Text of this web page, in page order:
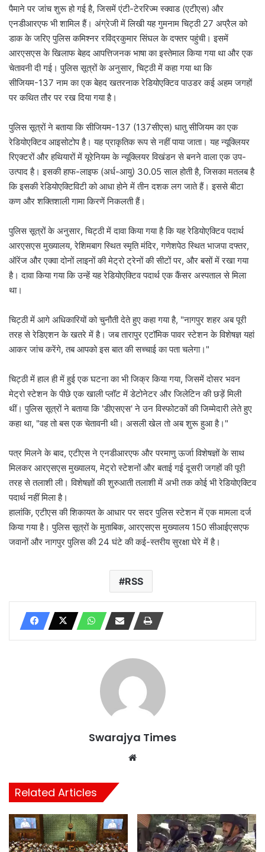
पैमाने पर जांच शुरू हो गई है, जिसमें एंटी-टेररिज्म स्क्वाड (एटीएस) और
एनडीआरएफ भी शामिल हैं। अंग्रेजी में लिखी यह गुमनाम चिट्ठी 27 अप्रैल को
डाक के जरिए पुलिस कमिश्नर रविंद्रकुमार सिंघल के दफ्तर पहुंची। इसमें
आरएसएस के खिलाफ बेहद आपत्तिजनक भाषा का इस्तेमाल किया गया था और एक
चेतावनी दी गई। पुलिस सूत्रों के अनुसार, चिट्ठी में कहा गया था कि
सीजियम-137 नाम का एक बेहद खतरनाक रेडियोएक्टिव पाउडर कई अहम जगहों
पर कथित तौर पर रख दिया गया है।
पुलिस सूत्रों ने बताया कि सीजियम-137 (137सीएस) धातु सीजियम का एक
रेडियोएक्टिव आइसोटोप है। यह प्राकृतिक रूप से नहीं पाया जाता। यह न्यूक्लियर
रिएक्टरों और हथियारों में यूरेनियम के न्यूक्लियर विखंडन से बनने वाला एक उप-
उत्पाद है। इसकी हाफ-लाइफ (अर्ध-आयु) 30.05 साल होती है, जिसका मतलब है
कि इसकी रेडियोएक्टिविटी को आधा होने में तीन दशक लग जाते हैं। इससे बीटा
कण और शक्तिशाली गामा किरणें निकलती हैं।
पुलिस सूत्रों के अनुसार, चिट्ठी में दावा किया गया है कि यह रेडियोएक्टिव पदार्थ
आरएसएस मुख्यालय, रेशिमबाग स्थित स्मृति मंदिर, गणेशपेठ स्थित भाजपा दफ्तर,
ऑरेंज और एक्वा दोनों लाइनों की मेट्रो ट्रेनों की सीटों पर, और बसों में रखा गया
है। दावा किया गया कि उन्हें यह रेडियोएक्टिव पदार्थ एक कैंसर अस्पताल से मिला
था।
चिट्ठी में आगे अधिकारियों को चुनौती देते हुए कहा गया है, "नागपुर शहर अब पूरी
तरह से रेडिएशन के खतरे में है। जब तारापुर एटॉमिक पावर स्टेशन के विशेषज्ञ यहां
आकर जांच करेंगे, तब आपको इस बात की सच्चाई का पता चलेगा।"
चिट्ठी में हाल ही में हुई एक घटना का भी जिक्र किया गया, जिसमें दोसर भवन
मेट्रो स्टेशन के पीछे एक खाली प्लॉट में डेटोनेटर और जिलेटिन की छड़ें मिली
थीं। पुलिस सूत्रों ने बताया कि 'डीएसएस' ने उन विस्फोटकों की जिम्मेदारी लेते हुए
कहा था, "वह तो बस एक चेतावनी थी। असली खेल तो अब शुरू हुआ है।"
पत्र मिलने के बाद, एटीएस ने एनडीआरएफ और परमाणु ऊर्जा विशेषज्ञों के साथ
मिलकर आरएसएस मुख्यालय, मेट्रो स्टेशनों और बताई गई दूसरी जगहों की पूरी
तरह से तलाशी ली। विशेषज्ञों की शुरुआती तलाशी में अभी तक कोई भी रेडियोएक्टिव
पदार्थ नहीं मिला है।
हालांकि, एटीएस की शिकायत के आधार पर सदर पुलिस स्टेशन में एक मामला दर्ज
किया गया है। पुलिस सूत्रों के मुताबिक, आरएसएस मुख्यालय 150 सीआईएसएफ
जवानों और नागपुर पुलिस की 24 घंटे की कई-स्तरीय सुरक्षा घेरे में है।
RSS
Swarajya Times
Related Articles